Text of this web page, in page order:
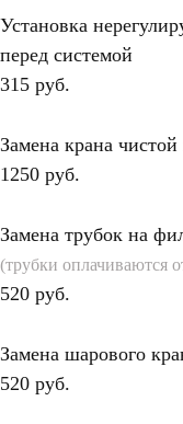
Установка
перед системой
315 руб.
Замена крана
1250 руб.
Замена трубок на
(трубки оплачиваются
520 руб.
Замена шарового
520 руб.